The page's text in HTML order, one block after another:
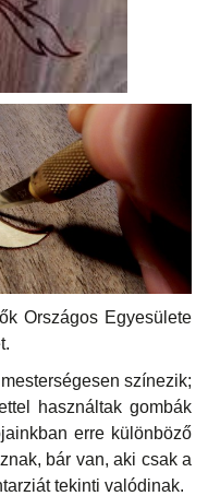
Országos Egyesülete
színezik;
használtak gombák
erre különböző
bár van, aki csak a
tekinti valódinak.